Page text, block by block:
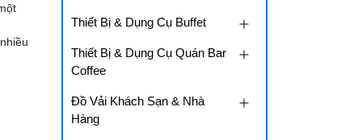
Thiết Bị & Dụng Cụ Buffet
Thiết Bị & Dụng Cụ Quán Bar
Coffee
Đồ Vải Khách Sạn & Nhà
Hàng